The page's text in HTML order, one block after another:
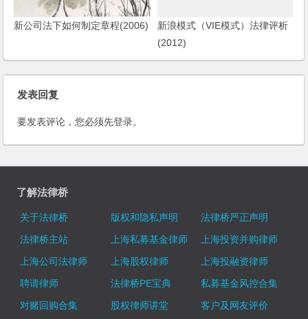
新公司法下如何制定章程(2006)
新浪模式（VIE模式）法律评析
(2012)
发表回复
要发表评论，您必须先登录。
了解法律桥
关于法律桥 版权和隐私声明
法律桥严正声明
法律桥主站
上海私募基金律师
上海投资并购律师
上海公司法律师
上海股权律师
上海投融资律师
聘请律师
法律桥PE宝典
私募基金风控合集
对赌回购合集
股权律师讲堂
客户及网友评价